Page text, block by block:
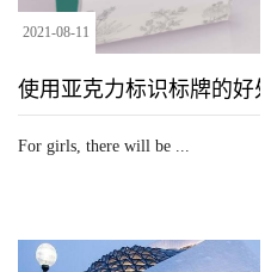
2021-08-11
使用亚克力标识标牌的好处
For girls, there will be ...